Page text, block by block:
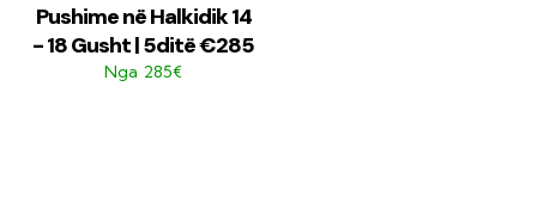
Pushime në Halkidik 14
- 18 Gusht | 5ditë €285
Nga 285€